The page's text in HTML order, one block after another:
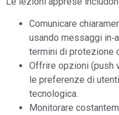
Comunicare
usando messaggi
termini di protezione
Offrire opzioni (push
le preferenze di
tecnologica.
Monitorare